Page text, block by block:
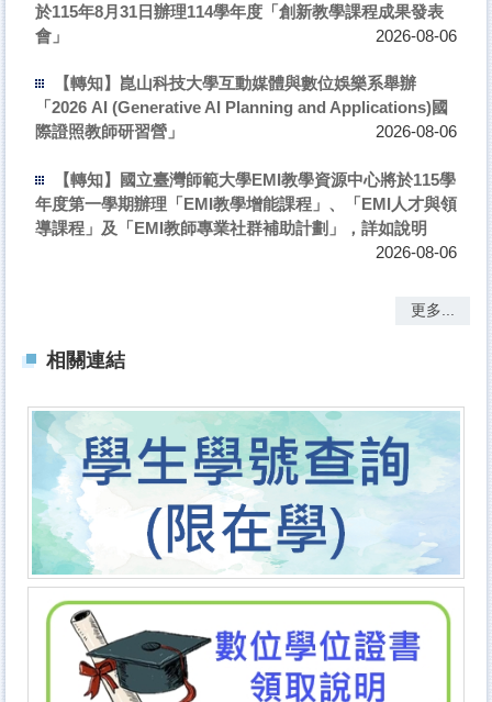
於115年8月31日辦理114學年度「創新教學課程成果發表
會」
2026-08-06
【轉知】崑山科技大學互動媒體與數位娛樂系舉辦
「2026 AI (Generative AI Planning and Applications)國
際證照教師研習營」
2026-08-06
【轉知】國立臺灣師範大學EMI教學資源中心將於115學
年度第一學期辦理「EMI教學增能課程」、「EMI人才與領
導課程」及「EMI教師專業社群補助計劃」，詳如說明
2026-08-06
更多...
相關連結